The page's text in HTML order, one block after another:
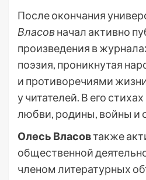
После окончания
Власовначал активно
произведения в
поэзия, проникнутая
и противоречиями
у читателей. В его
любви, родины, войны и
Олесь Власовтакже
общественной
членом литературных